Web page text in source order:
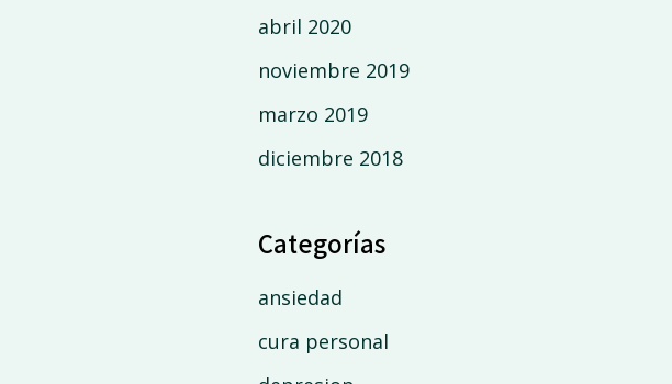
abril 2020
noviembre 2019
marzo 2019
diciembre 2018
Categorías
ansiedad
cura personal